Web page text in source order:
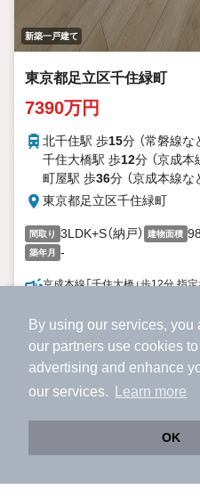
By using our services, you
our partners use cookies
advertising and enhance
our services.
Learn more
OK
より使い
アプリで
サクサク動く
新築一戸建て
東京都足立区千住緑町
7390万円
北千住駅 歩15分 （常磐線な
千住大橋駅 歩12分 （京成本
町屋駅 歩36分 （京成本線な
東京都足立区千住緑町
間取り 3LDK+S（納戸） 建物面積
築年月 -
京成本線「千住大橋」歩12分
町３ 3LDK+S（納戸） 98.61